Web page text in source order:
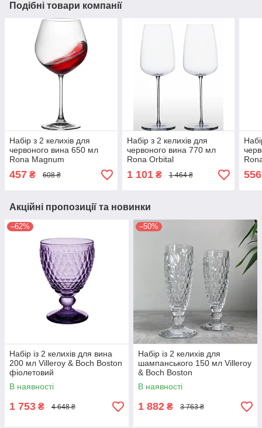
Подібні товари компанії
Набір з 2 келихів для
червоного вина 650 мл
Rona Magnum
457 ₴ 608 ₴
Набір з 2 келихів для
червоного вина 770 мл
Rona Orbital
1 101₴ 1 464 ₴ 556
Акційні пропозиції та новинки
–62%
Набір із 2 келихів для вина
200 мл Villeroy & Boch Boston
фіолетовий
В наявності
1 753 ₴ 4 648 ₴
–50%
Набір із 2 келихів для
шампанського 150 мл Villeroy
& Boch Boston
В наявності
1 882 ₴ 3 763 ₴